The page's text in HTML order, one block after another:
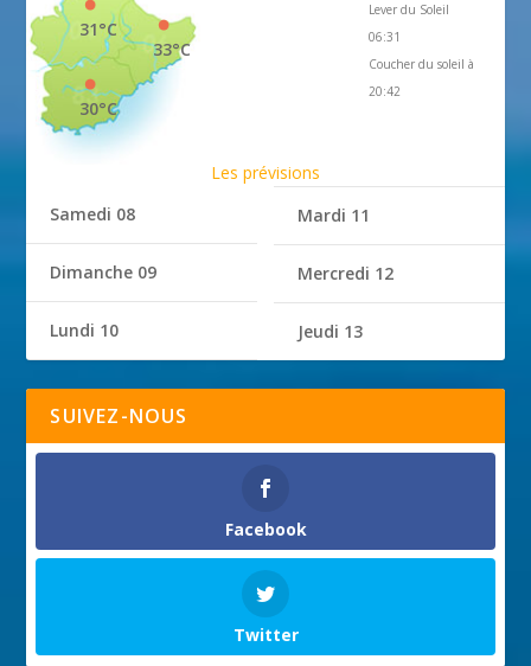
33°C
31°C
30°C
Lever du Soleil
06:31
Coucher du soleil à
20:42
Les prévisions
Samedi 08
Dimanche 09
Lundi 10
Mardi 11
Mercredi 12
Jeudi 13
SUIVEZ-NOUS
Facebook
Twitter